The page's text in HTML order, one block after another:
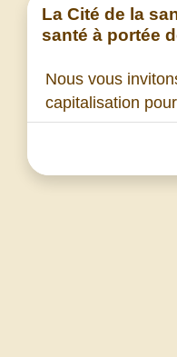
La Cité de la
santé à portée
Nous vous
capitalisation